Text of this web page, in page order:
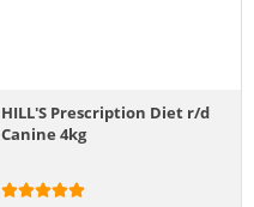
HILL'S Prescription Diet r/d
Canine 4kg